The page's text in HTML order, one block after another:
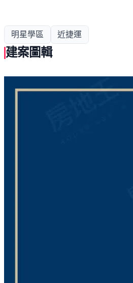
明星學區 近捷運
建案圖輯